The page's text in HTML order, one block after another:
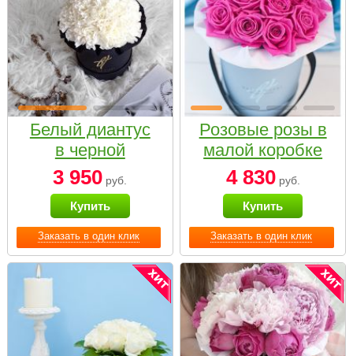
Заказать в один клик
Белый диантус
в черной
коробке Small
3 950 руб.
Купить
Заказать в один клик
Розовые розы в
малой коробке
4 830руб.
Купить